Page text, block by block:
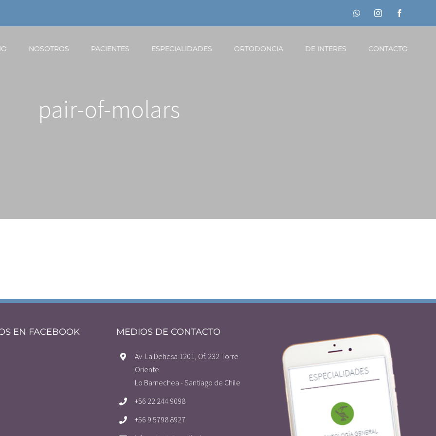
WhatsAppInstagram
NOSOTROS PACIENTES ESPECIALIDADES ORTODONCIA DE INTERES CONTACTO
pair-of-molars
EN FACEBOOK MEDIOS DE CONTACTO
Av. La Dehesa 1201, Of. 232 Torre
Oriente
Lo Barnechea - Santiago de Chile
+56 22 244 9098
+56 9 5798 8927